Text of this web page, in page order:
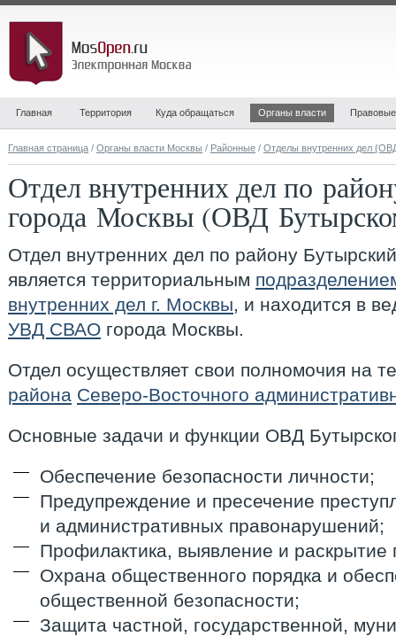
Главная Территория Куда обращаться Органы власти
Главная страница / Органы власти Москвы / Районные / Отделы внутренних дел
Отдел внутренних дел по
города Москвы (ОВД
Отдел внутренних дел по району
является территориальным
внутренних дел г. Москвы, и находится в
УВД СВАО города Москвы.
Отдел осуществляет свои полномочия на
района Северо-Восточного
Основные задачи и функции ОВД
Обеспечение безопасности личности;
Предупреждение и пресечение
и административных правонарушений;
Профилактика, выявление и раскрытие
Охрана общественного порядка и
общественной безопасности;
Защита частной, государственной,